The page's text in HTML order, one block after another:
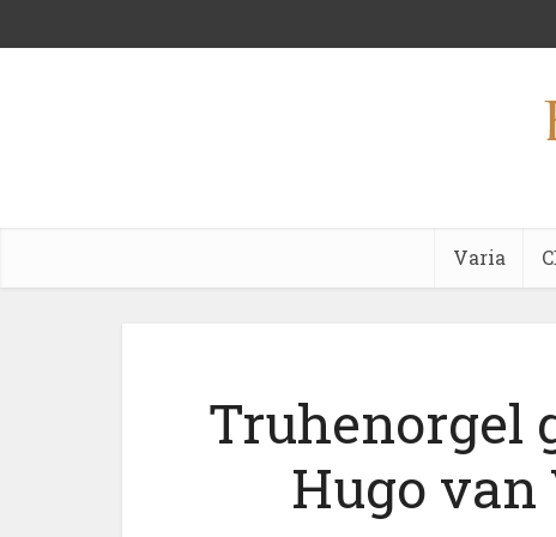
Varia
Truhenorgel
Hugo